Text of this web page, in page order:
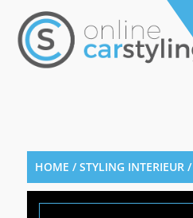
HOME /STYLING INTERIEUR/